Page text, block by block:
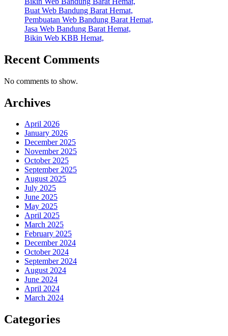
Buat Web Bandung Barat Hemat,
Pembuatan Web Bandung Barat Hemat,
Jasa Web Bandung Barat Hemat,
Bikin Web KBB Hemat,
Recent Comments
No comments to show.
Archives
April 2026
January 2026
December 2025
November 2025
October 2025
September 2025
August 2025
July 2025
June 2025
May 2025
April 2025
March 2025
February 2025
December 2024
October 2024
September 2024
August 2024
June 2024
April 2024
March 2024
Categories